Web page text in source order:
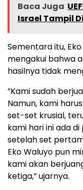
Baca Juga
Israel Tampil
Sementara itu,
mengakui bahwa
hasilnya tidak
​”Kami sudah
Namun, kami
set-set krusial,
kami hari ini ada
setelah set
Eko Waluyo pun
kami akan
ketiga,” ujarnya.